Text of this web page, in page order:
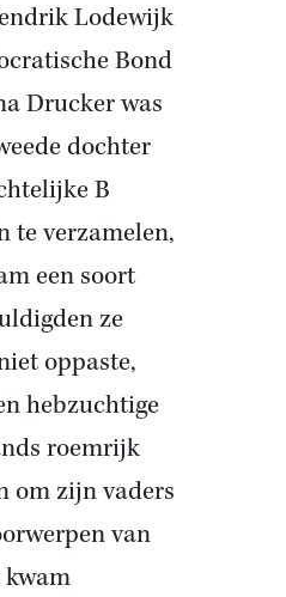
Lodewijk
Bond
Drucker was
dochter
B
te verzamelen,
een soort
ze
oppaste,
hebzuchtige
roemrijk
om zijn vaders
van